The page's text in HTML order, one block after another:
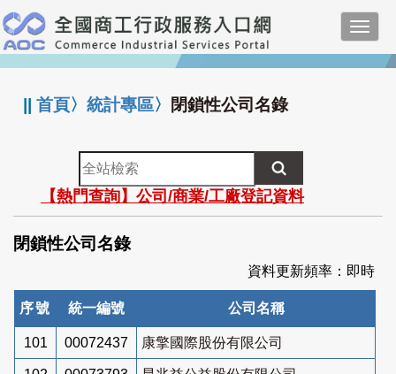
跳
到
主
要
:::
||首頁〉統計專區〉 閉鎖性公司名錄
全
站
檢
索
【熱門查詢】公司/商業/工廠登記資料
閉鎖性公司名錄
資料更新頻率：即時
序號 統一編號 公司名稱
101 00072437 康擎國際股份有限公司